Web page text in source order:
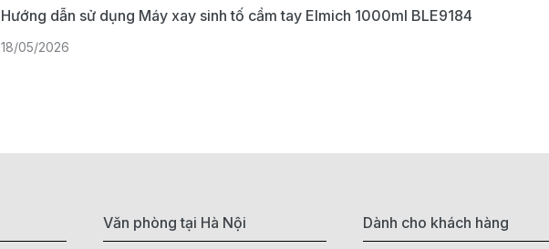
Hướng dẫn sử dụng Máy xay sinh tố cầm tay Elmich 1000ml BLE9184
18/05/2026
Văn phòng tại Hà Nội Dành cho khách hàng